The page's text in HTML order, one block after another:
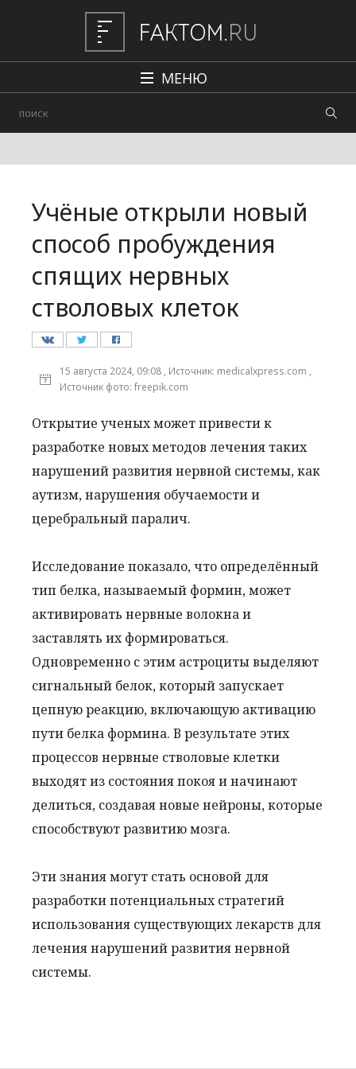
МЕНЮ
Авто
Происшествия
Редакция
Учёные открыли новый
способ пробуждения
спящих нервных
стволовых клеток
15 августа 2024, 09:08 , Источник: medicalxpress.com ,
Источник фото: freepik.com
Открытие ученых может привести к
разработке новых методов лечения таких
нарушений развития нервной системы, как
аутизм, нарушения обучаемости и
церебральный паралич.
Исследование показало, что определённый
тип белка, называемый формин, может
активировать нервные волокна и
заставлять их формироваться.
Одновременно с этим астроциты выделяют
сигнальный белок, который запускает
цепную реакцию, включающую активацию
пути белка формина. В результате этих
процессов нервные стволовые клетки
выходят из состояния покоя и начинают
делиться, создавая новые нейроны, которые
способствуют развитию мозга.
Эти знания могут стать основой для
разработки потенциальных стратегий
использования существующих лекарств для
лечения нарушений развития нервной
системы.